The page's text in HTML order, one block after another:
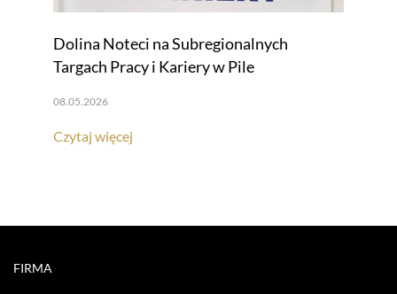
Dolina Noteci na Subregionalnych
Targach Pracy i Kariery w Pile
08.05.2026
Czytaj więcej
FIRMA